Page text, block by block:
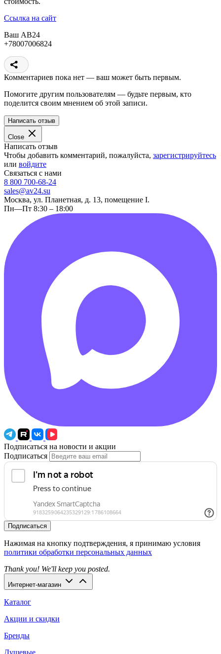
Ссылка на сайт
Ваш АВ24
+78007006824
Комментариев пока нет — ваш может быть первым.
Помогите другим пользователям — будьте первым, кто
поделится своим мнением об этой записи.
Написать отзыв
Close
Написать отзыв
Чтобы добавить комментарий, пожалуйста, зарегистрируйтесь
или войдите
Связаться с нами
8 800 700-68-24
sales@av24.su
Москва, ул. Планетная, д. 13, помещение I.
Пн—Пт 8:30 – 18:00
Подписаться на новости и акции
Подписаться
Подписаться
Нажимая на кнопку подтверждения, я принимаю условия
политики обработки персональных данных
Thank you! We'll keep you posted.
Интернет-магазин
Каталог
Акции и скидки
Бренды